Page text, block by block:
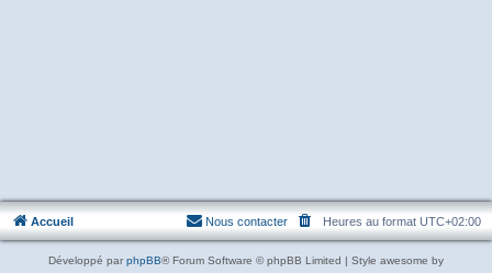
Accueil Heures au format UTC+02:00
Nous contacter
Développé par phpBB® Forum Software © phpBB Limited | Style awesome by